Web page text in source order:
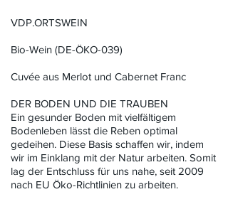
VDP.ORTSWEIN
Bio-Wein (DE-ÖKO-039)
Cuvée aus Merlot und Cabernet Franc
DER BODEN UND DIE TRAUBEN
Ein gesunder Boden mit vielfältigem
Bodenleben lässt die Reben optimal
gedeihen. Diese Basis schaffen wir, indem
wir im Einklang mit der Natur arbeiten. Somit
lag der Entschluss für uns nahe, seit 2009
nach EU Öko-Richtlinien zu arbeiten.